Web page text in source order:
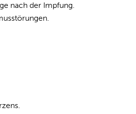
nach der Impfung.